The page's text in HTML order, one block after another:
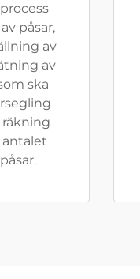
påsar,
av
av
ska
räkning
antalet